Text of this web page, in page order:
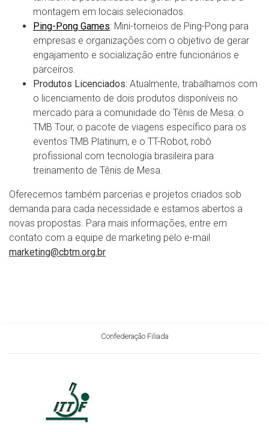
montagem em locais selecionados.
Ping-Pong Games: Mini-torneios de Ping-Pong para
empresas e organizações com o objetivo de gerar
engajamento e socialização entre funcionários e
parceiros.
Produtos Licenciados: Atualmente, trabalhamos com
o licenciamento de dois produtos disponíveis no
mercado para a comunidade do Tênis de Mesa: o
TMB Tour, o pacote de viagens específico para os
eventos TMB Platinum, e o TT-Robot, robô
profissional com tecnologia brasileira para
treinamento de Tênis de Mesa.
Oferecemos também parcerias e projetos criados sob
demanda para cada necessidade e estamos abertos a
novas propostas. Para mais informações, entre em
contato com a equipe de marketing pelo e-mail
marketing@cbtm.org.br
Confederação Filiada